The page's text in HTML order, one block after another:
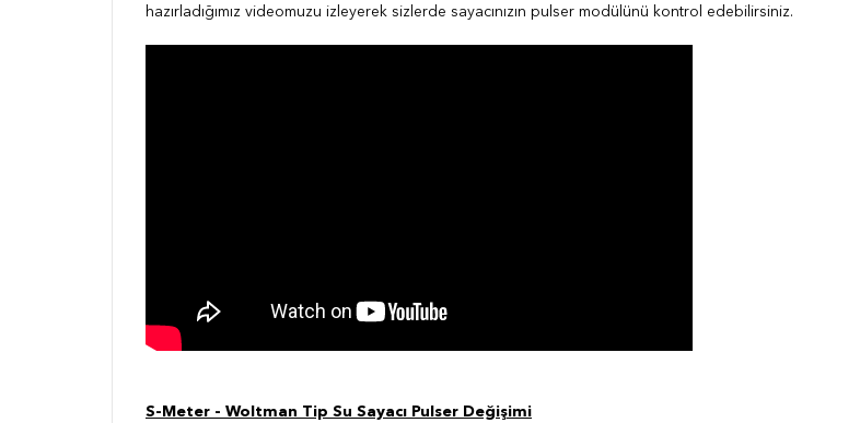
hazırladığımız videomuzu izleyerek sizlerde sayacınızın pulser modülünü kontrol edebilirsiniz.
S-Meter - Woltman Tip Su Sayacı Pulser Değişimi